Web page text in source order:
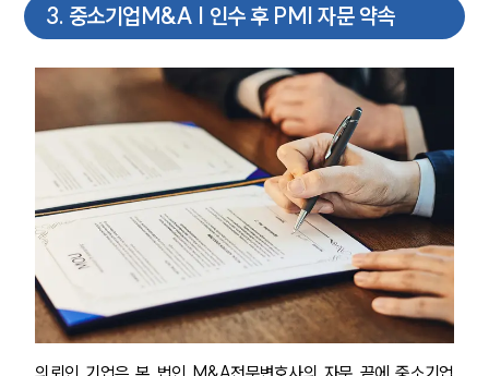
3. 중소기업M&A | 인수 후 PMI 자문 약속